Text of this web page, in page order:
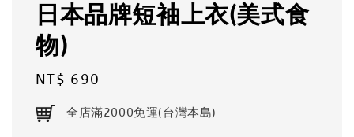
日本品牌短袖上衣(美式食
物)
Regular
price
NT$ 690
全店滿2000免運(台灣本島)